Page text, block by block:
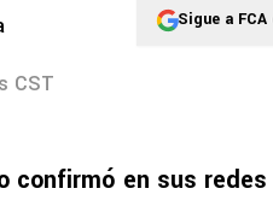
CST
Sigue a
confirmó en sus